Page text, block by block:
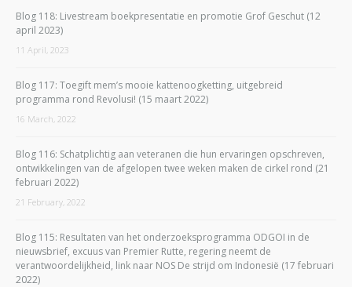
Blog 118: Livestream boekpresentatie en promotie Grof Geschut (12
april 2023)
11 April, 2023
Blog 117: Toegift mem’s mooie kattenoogketting, uitgebreid
programma rond Revolusi! (15 maart 2022)
16 March, 2022
Blog 116: Schatplichtig aan veteranen die hun ervaringen opschreven,
ontwikkelingen van de afgelopen twee weken maken de cirkel rond (21
februari 2022)
21 February, 2022
Blog 115: Resultaten van het onderzoeksprogramma ODGOI in de
nieuwsbrief, excuus van Premier Rutte, regering neemt de
verantwoordelijkheid, link naar NOS De strijd om Indonesië (17 februari
2022)